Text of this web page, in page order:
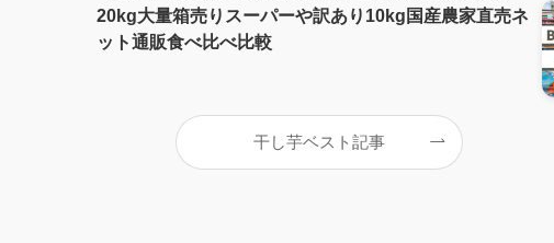
20kg大量箱売りスーパーや訳あり10kg国産農家直売ネ
ット通販食べ比べ比較
干し芋ベスト記事